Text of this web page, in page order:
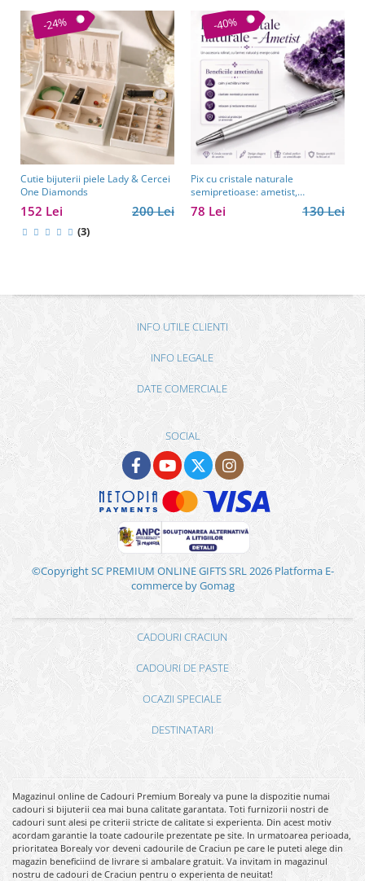
-24%
Cutie bijuterii piele Lady & Cercei
One Diamonds
200 Lei
152 Lei
(3)
-40%
Pix cu cristale naturale
semipretioase: ametist,
aventurin, lapis lazuli, ochi de
tigru, citrin și cuarț roz
130 Lei
78 Lei
INFO UTILE CLIENTI
INFO LEGALE
DATE COMERCIALE
SOCIAL
©Copyright SC PREMIUM ONLINE GIFTS SRL 2026 Platforma E-
commerce by Gomag
CADOURI CRACIUN
CADOURI DE PASTE
OCAZII SPECIALE
DESTINATARI
Magazinul online de Cadouri Premium Borealy va pune la dispozitie numai
cadouri si bijuterii cea mai buna calitate garantata. Toti furnizorii nostri de
cadouri sunt alesi pe criterii stricte de calitate si experienta. Din acest motiv
acordam garantie la toate cadourile prezentate pe site. In urmatoarea perioada,
prioritatea Borealy vor deveni cadourile de Craciun pe care le puteti alege din
magazin beneficiind de livrare si ambalare gratuit. Va invitam in magazinul
nostru de cadouri de Craciun pentru o experienta de neuitat!